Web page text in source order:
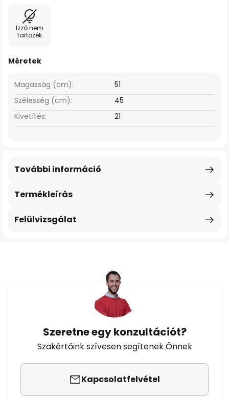
Izzó nem
tartozék
Méretek
Szélesség (cm): 45
Magasság (cm): 51
Kivetítés: 21
Termékleírás
További információ
Felülvizsgálat
Szeretne egy konzultációt?
Szakértőink szívesen segítenek Önnek
Kapcsolatfelvétel